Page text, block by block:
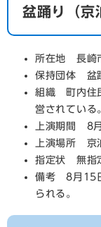
盆踊り（京
所在地 長崎
保持団体 盆
組織 町内住
営されている
上演期間 8
上演場所 京
指定状 無指
備考 8月15
られる。